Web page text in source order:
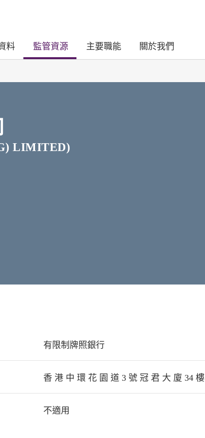
料 監管資源 主要職能 關於我們
LIMITED)
有限制牌照銀行
香 港 中 環 花 園 道 3 號 冠 君 大 廈 34 樓
不適用